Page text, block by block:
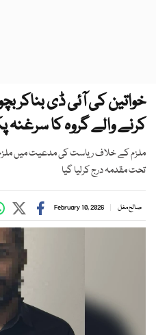
خواتین کی آئی ڈی
کرنے والے گروہ کا سرغنہ
ملزم کے خلاف ریاست کی مدعیت میں
تحت مقدمہ درج کرلیا گیا
صالح مغل February 10, 2026